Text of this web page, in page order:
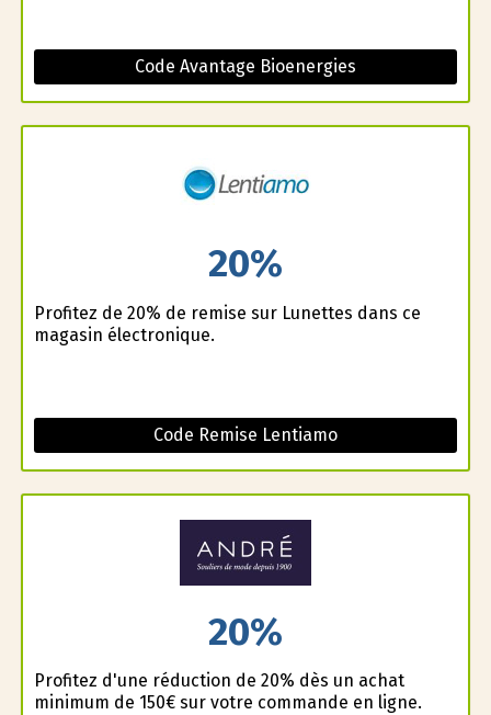
Code Avantage Bioenergies
20%
Profitez de 20% de remise sur Lunettes dans ce
magasin électronique.
Code Remise Lentiamo
20%
Profitez d'une réduction de 20% dès un achat
minimum de 150€ sur votre commande en ligne.